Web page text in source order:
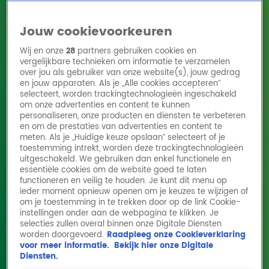
HomeActiesRadioshows DJ'sRadio 10 zendersHitlijsten
Radio luisteren
Volg Radio 10
Zoeken
HomeOnline Radio LuisterenActiesShowsAlle zenders
Interview Blackbird - Ekdom in de Morgen -
11-11-'22
11 nov 2022, 09:18
Jouw cookievoorkeuren
Wij en onze28 partners gebruiken cookies en
vergelijkbare technieken om informatie te verzamelen
over jou als gebruiker van onze website(s), jouw gedrag
en jouw apparaten. Als je „Alle cookies accepteren”
selecteert, worden trackingtechnologieën ingeschakeld
om onze advertenties en content te kunnen
personaliseren, onze producten en diensten te verbeteren
en om de prestaties van advertenties en content te
meten. Als je „Huidige keuze opslaan” selecteert of je
toestemming intrekt, worden deze trackingtechnologieën
uitgeschakeld. We gebruiken dan enkel functionele en
essentiële cookies om de website goed te laten
functioneren en veilig te houden. Je kunt dit menu op
ieder moment opnieuw openen om je keuzes te wijzigen of
om je toestemming in te trekken door op de link Cookie-
instellingen onder aan de webpagina te klikken. Je
selecties zullen overal binnen onze Digitale Diensten
worden doorgevoerd. Raadpleeg onze Cookieverklaring
voor meer informatie. Bekijk hier onze Digitale
Diensten.